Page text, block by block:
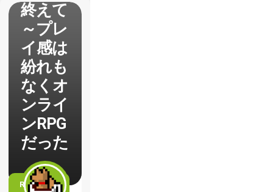
終えて
～プレ
イ感は
紛れも
なくオ
ンライ
ンRPG
だった
READ